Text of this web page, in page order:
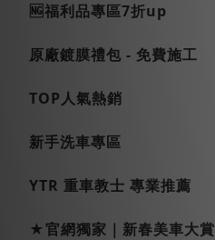
🆖福利品專區7折up
原廠鍍膜禮包 - 免費施工
TOP人氣熱銷
新手洗車專區
YTR 重車教士 專業推薦
★官網獨家｜新春美車大賞